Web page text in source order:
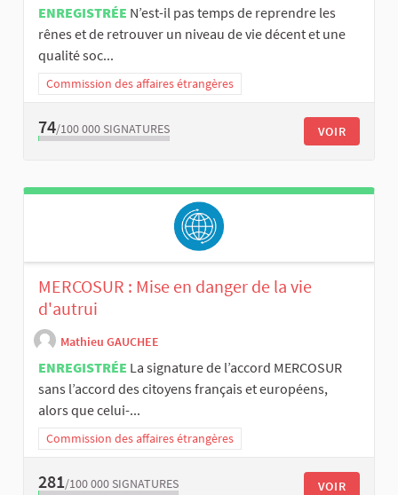
ENREGISTRÉE N’est-il pas temps de reprendre les
rênes et de retrouver un niveau de vie décent et une
qualité soc...
Commission des affaires étrangères
74/100 000 SIGNATURES VOIR
MERCOSUR : Mise en danger de la vie
d'autrui
Mathieu GAUCHEE
ENREGISTRÉE La signature de l’accord MERCOSUR
sans l’accord des citoyens français et européens,
alors que celui-...
Commission des affaires étrangères
281/100 000 SIGNATURES VOIR